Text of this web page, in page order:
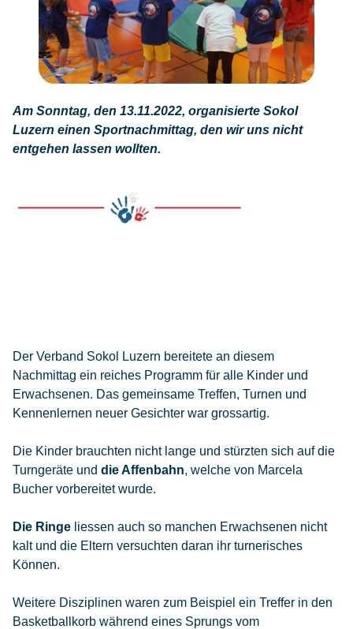
Am Sonntag, den 13.11.2022, organisierte Sokol
Luzern einen Sportnachmittag, den wir uns nicht
entgehen lassen wollten.
Der Verband Sokol Luzern bereitete an diesem
Nachmittag ein reiches Programm für alle Kinder und
Erwachsenen. Das gemeinsame Treffen, Turnen und
Kennenlernen neuer Gesichter war grossartig.
Die Kinder brauchten nicht lange und stürzten sich auf die
Turngeräte und die Affenbahn, welche von Marcela
Bucher vorbereitet wurde.
Die Ringe liessen auch so manchen Erwachsenen nicht
kalt und die Eltern versuchten daran ihr turnerisches
Können.
Weitere Disziplinen waren zum Beispiel ein Treffer in den
Basketballkorb während eines Sprungs vom